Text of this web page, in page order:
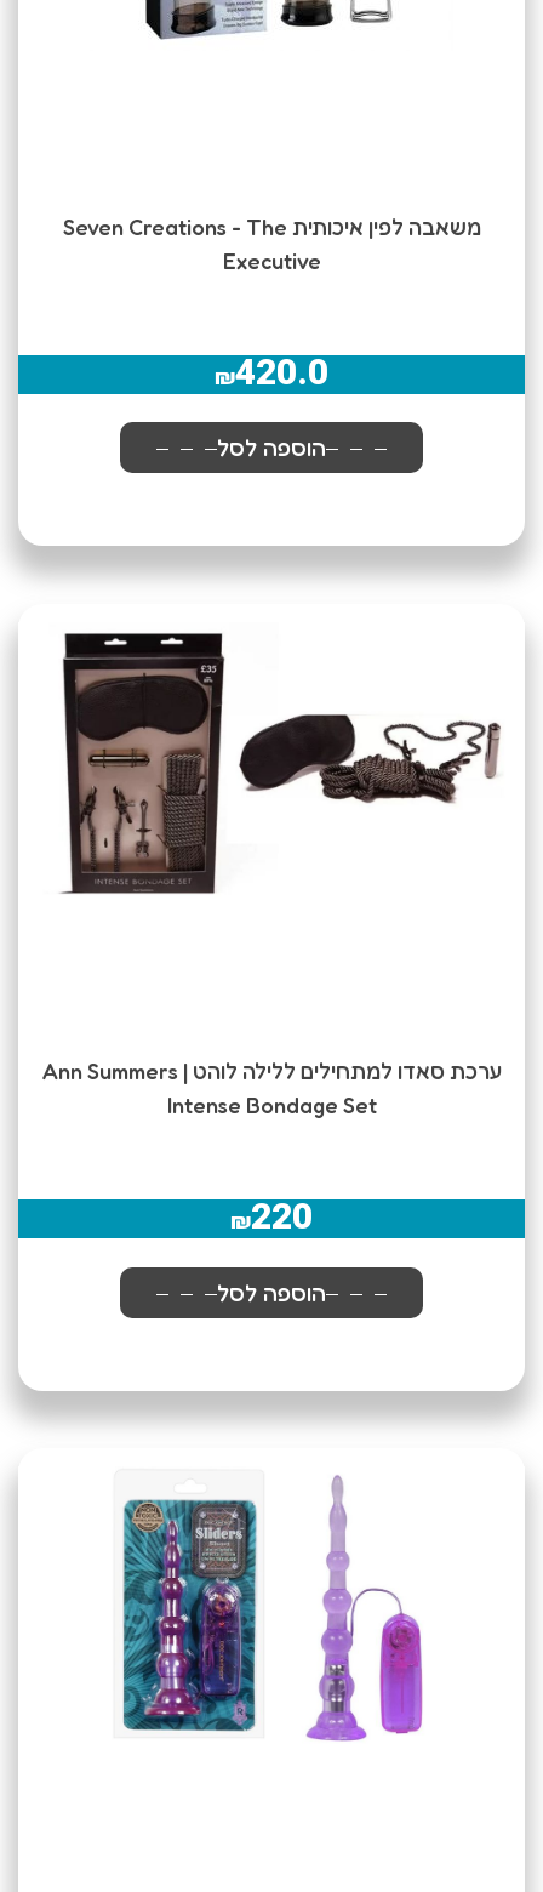
משאבה לפין איכותית Seven Creations - The
Executive
₪420.0
הוספה לסל
ערכת סאדו למתחילים ללילה לוהט | Ann Summers
Intense Bondage Set
₪220
הוספה לסל